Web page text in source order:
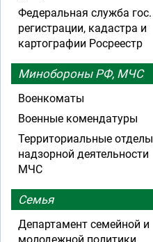
Федеральная служба гос.
регистрации, кадастра и
картографии Росреестр
Минобороны РФ, МЧС
Военкоматы
Военные комендатуры
Территориальные отделы
надзорной деятельности
МЧС
Семья
Департамент семейной и